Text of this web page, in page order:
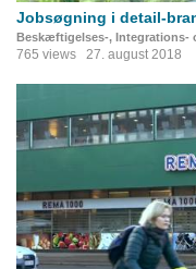
Jobsøgning i detail-
Beskæftigelses-, Integrations-
765 views 27. august 2018